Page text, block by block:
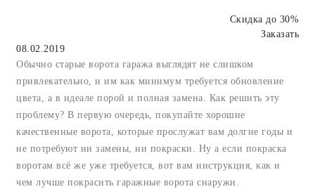
Скидка до 30%
Заказать
08.02.2019
Обычно старые ворота гаража выглядят не слишком
привлекательно, и им как минимум требуется обновление
цвета, а в идеале порой и полная замена. Как решить эту
проблему? В первую очередь, покупайте хорошие
качественные ворота, которые прослужат вам долгие годы и
не потребуют ни замены, ни покраски. Ну а если покраска
воротам всё же уже требуется, вот вам инструкция, как и
чем лучше покрасить гаражные ворота снаружи.